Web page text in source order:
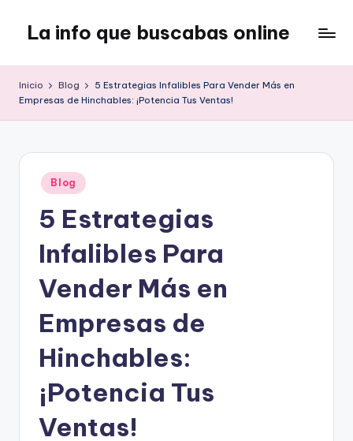
contenido
La info que buscabas online
para
Inicio Blog
5 Estrategias Infalibles Para Vender Más en
Empresas de Hinchables: ¡Potencia Tus Ventas!
Publicado
en
Blog
5 Estrategias
Infalibles Para
Vender Más en
Empresas de
Hinchables:
¡Potencia Tus
Ventas!